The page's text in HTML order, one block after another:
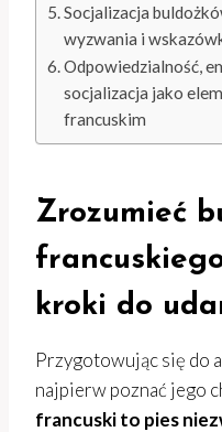
Socjalizacja
wyzwania i
Odpowiedzialność,
socjalizacja jako
francuskim
Zrozumieć
kroki do
Przygotowując się do
najpierw poznać jego
francuski to pies